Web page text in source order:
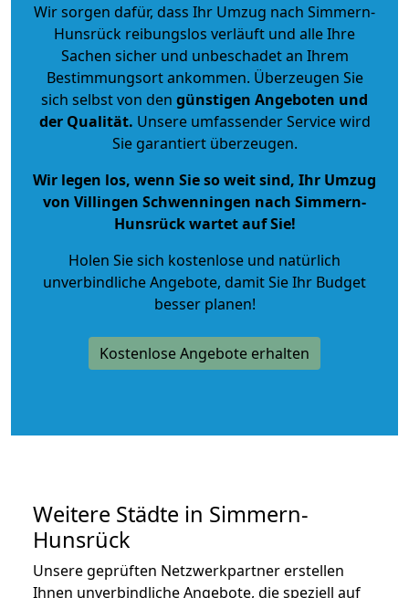
Wir sorgen dafür, dass Ihr Umzug nach Simmern-
Hunsrück reibungslos verläuft und alle Ihre
Sachen sicher und unbeschadet an Ihrem
Bestimmungsort ankommen. Überzeugen Sie
sich selbst von den günstigen Angeboten und
der Qualität. Unsere umfassender Service wird
Sie garantiert überzeugen.
Wir legen los, wenn Sie so weit sind, Ihr Umzug
von Villingen Schwenningen nach Simmern-
Hunsrück wartet auf Sie!
Holen Sie sich kostenlose und natürlich
unverbindliche Angebote, damit Sie Ihr Budget
besser planen!
Kostenlose Angebote erhalten
Weitere Städte in Simmern-
Hunsrück
Unsere geprüften Netzwerkpartner erstellen
Ihnen unverbindliche Angebote, die speziell auf